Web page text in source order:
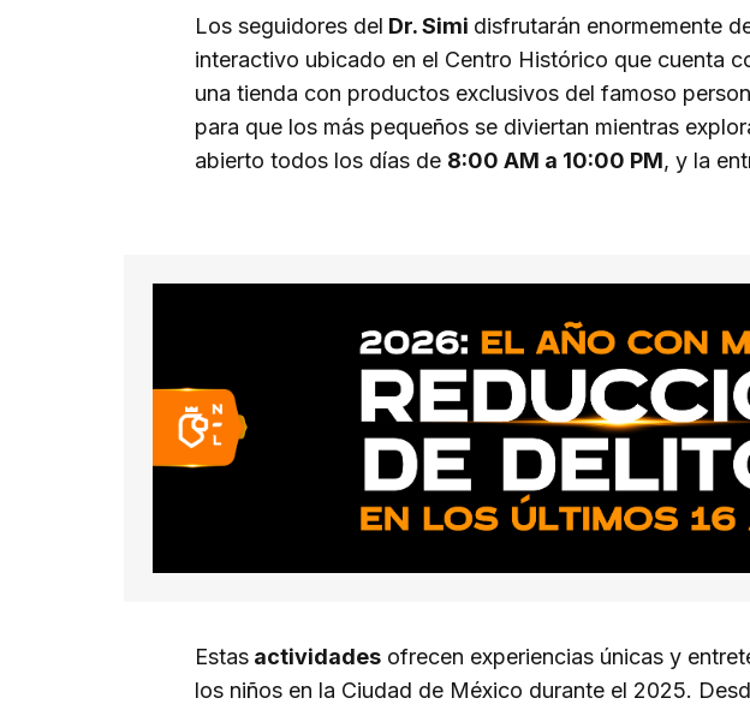
Los seguidores del Dr. Simi disfrutarán enormemente
interactivo ubicado en el Centro Histórico que cuenta
una tienda con productos exclusivos del famoso
para que los más pequeños se diviertan mientras
abierto todos los días de 8:00 AM a 10:00 PM, y la
Estas actividades ofrecen experiencias únicas y
los niños en la Ciudad de México durante el 2025.